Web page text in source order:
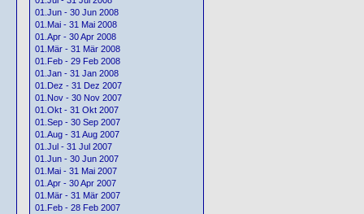
01.Jun - 30 Jun 2008
01.Mai - 31 Mai 2008
01.Apr - 30 Apr 2008
01.Mär - 31 Mär 2008
01.Feb - 29 Feb 2008
01.Jan - 31 Jan 2008
01.Dez - 31 Dez 2007
01.Nov - 30 Nov 2007
01.Okt - 31 Okt 2007
01.Sep - 30 Sep 2007
01.Aug - 31 Aug 2007
01.Jul - 31 Jul 2007
01.Jun - 30 Jun 2007
01.Mai - 31 Mai 2007
01.Apr - 30 Apr 2007
01.Mär - 31 Mär 2007
01.Feb - 28 Feb 2007